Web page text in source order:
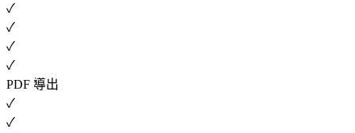
✓
✓
✓
✓
PDF 導出
✓
✓